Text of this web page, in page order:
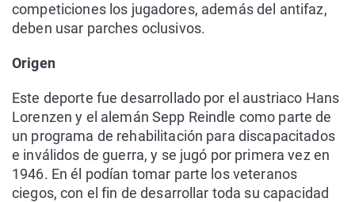
competiciones los jugadores, además del antifaz,
deben usar parches oclusivos.
Origen
Este deporte fue desarrollado por el austriaco Hans
Lorenzen y el alemán Sepp Reindle como parte de
un programa de rehabilitación para discapacitados
e inválidos de guerra, y se jugó por primera vez en
1946. En él podían tomar parte los veteranos
ciegos, con el fin de desarrollar toda su capacidad